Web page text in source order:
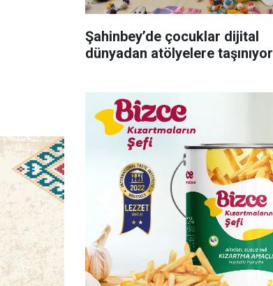
Şahinbey’de çocuklar dijital
dünyadan atölyelere taşınıyor